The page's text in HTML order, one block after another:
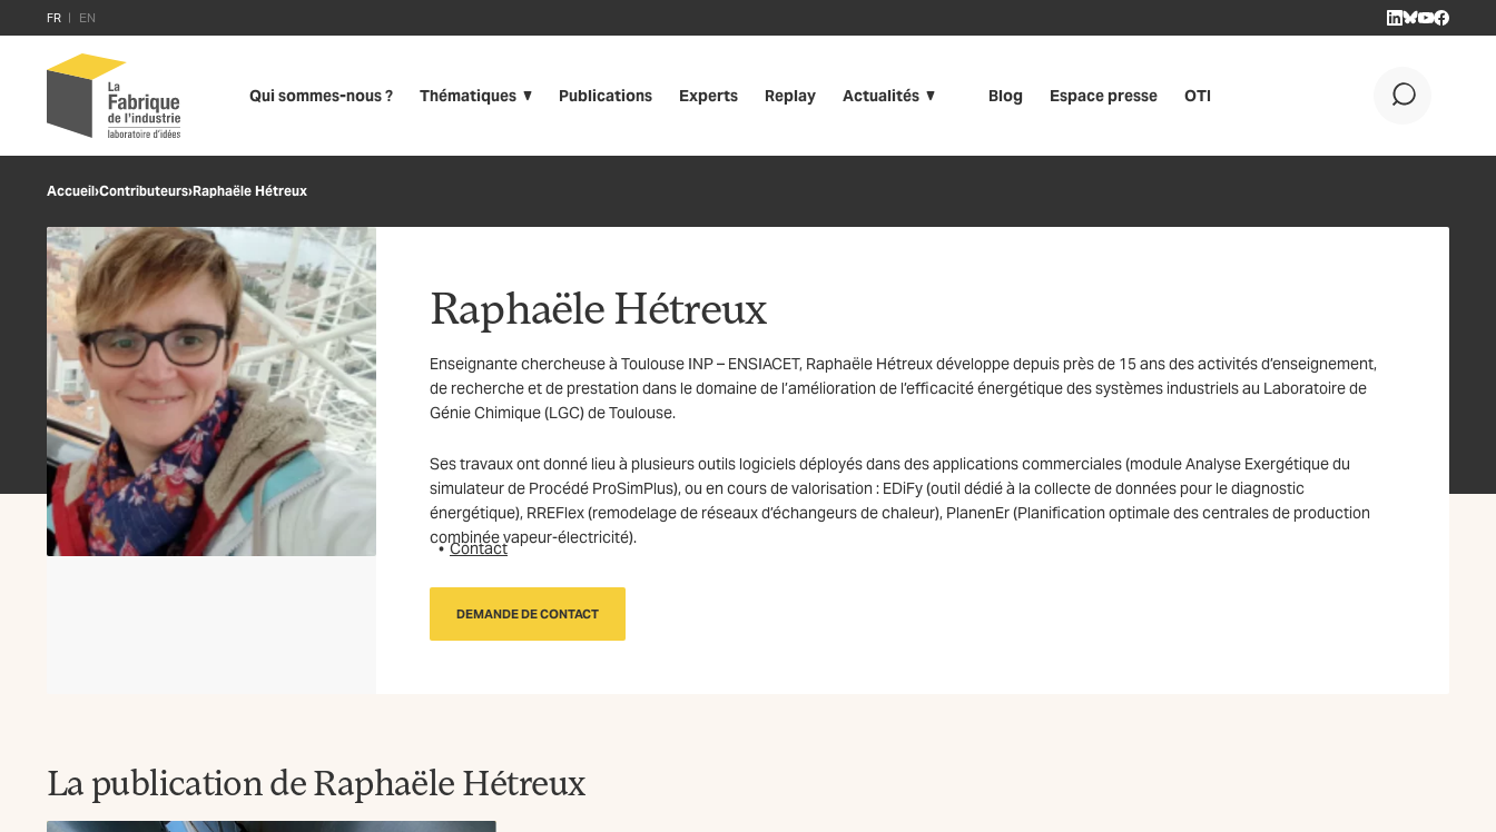
FR
EN
LINKEDIN
BLUESKY
YOUTUBE
Qui sommes-nous ? Thématiques Publications Experts Replay Actualités Blog Espace presse OTI
Accueil›Contributeurs›Raphaële Hétreux
Raphaële Hétreux
Enseignante chercheuse à Toulouse INP – ENSIACET, Raphaële Hétreux développe depuis près de 15 ans des activités d’enseignement,
de recherche et de prestation dans le domaine de l’amélioration de l’efficacité énergétique des systèmes industriels au Laboratoire de
Génie Chimique (LGC) de Toulouse.
Ses travaux ont donné lieu à plusieurs outils logiciels déployés dans des applications commerciales (module Analyse Exergétique du
simulateur de Procédé ProSimPlus), ou en cours de valorisation : EDiFy (outil dédié à la collecte de données pour le diagnostic
énergétique), RREFlex (remodelage de réseaux d’échangeurs de chaleur), PlanenEr (Planification optimale des centrales de production
combinée vapeur-électricité).
Contact
DEMANDE DE CONTACT
La publication de Raphaële Hétreux